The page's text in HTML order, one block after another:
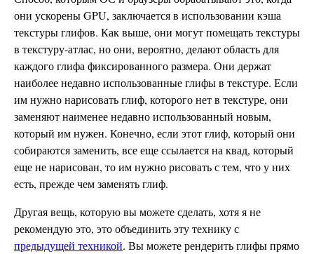
они ускорены GPU, заключается в использовании кэша
текстуры глифов. Как выше, они могут помещать текстуры
в текстуру-атлас, но они, вероятно, делают область для
каждого глифа фиксированного размера. Они держат
наиболее недавно использованные глифы в текстуре. Если
им нужно нарисовать глиф, которого нет в текстуре, они
заменяют наименее недавно использованный новым,
который им нужен. Конечно, если этот глиф, который они
собираются заменить, все еще ссылается на квад, который
еще не нарисован, то им нужно рисовать с тем, что у них
есть, прежде чем заменять глиф.
Другая вещь, которую вы можете сделать, хотя я не
рекомендую это, это объединить эту технику с
предыдущей техникой. Вы можете рендерить глифы прямо